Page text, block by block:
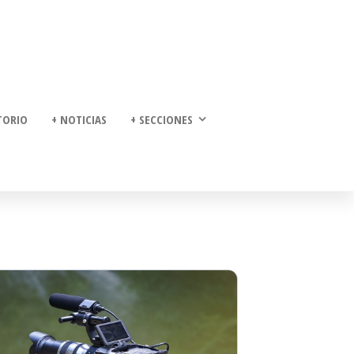
+ NOTICIAS + SECCIONES